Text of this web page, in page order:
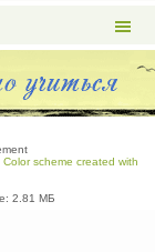
Color scheme created with
2.81 МБ